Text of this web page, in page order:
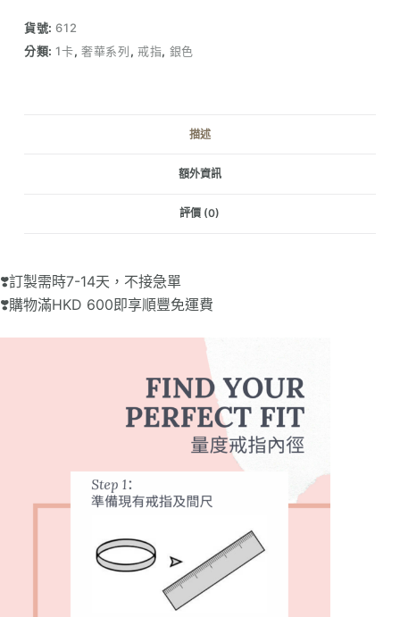
鑽
戒
貨號:612
分類:1卡,奢華系列, 戒指, 銀色
描述
額外資訊
評價 (0)
❣️訂製需時7-14天，不接急單
❣️購物滿HKD 600即享順豐免運費